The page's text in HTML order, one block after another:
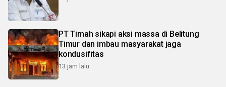
PT Timah sikapi aksi massa di Belitung
Timur dan imbau masyarakat jaga
kondusifitas
13 jam lalu